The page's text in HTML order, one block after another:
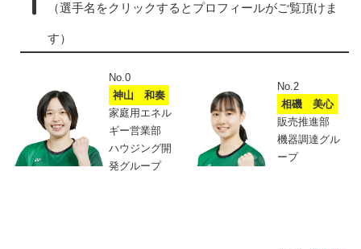
（選手名をクリックするとプロフィールがご覧頂けま
す）
No.0
神山 和奏
家庭用エネル
ギー営業部
ハウジング開
発グループ
No.2
相磯 美心
販売推進部
機器調達グル
ープ